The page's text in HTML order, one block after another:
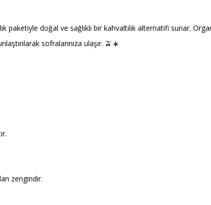
paketiyle doğal ve sağlıklı bir kahvaltılık alternatifi sunar.
sofralarınıza ulaşır. 🫒☀️
zengindir.